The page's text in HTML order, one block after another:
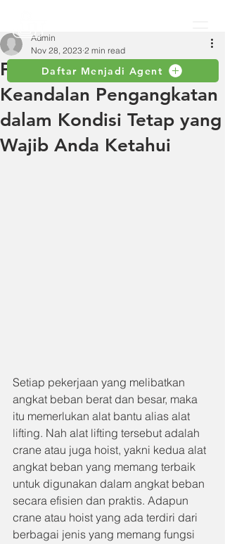
Daftar Menjadi Agent
Fixed Jib Crane:
Keandalan Pengangkatan
dalam Kondisi Tetap yang
Wajib Anda Ketahui
Admin
Nov 28, 2023 2 min read
Setiap pekerjaan yang melibatkan
angkat beban berat dan besar, maka
itu memerlukan alat bantu alias alat
lifting. Nah alat lifting tersebut adalah
crane atau juga hoist, yakni kedua alat
angkat beban yang memang terbaik
untuk digunakan dalam angkat beban
secara efisien dan praktis. Adapun
crane atau hoist yang ada terdiri dari
berbagai jenis yang memang fungsi